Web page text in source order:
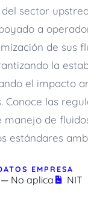
sector
a
de sus
la
el impacto
Conoce las
manejo de
estándares
EMPRESA
— No aplica NIT